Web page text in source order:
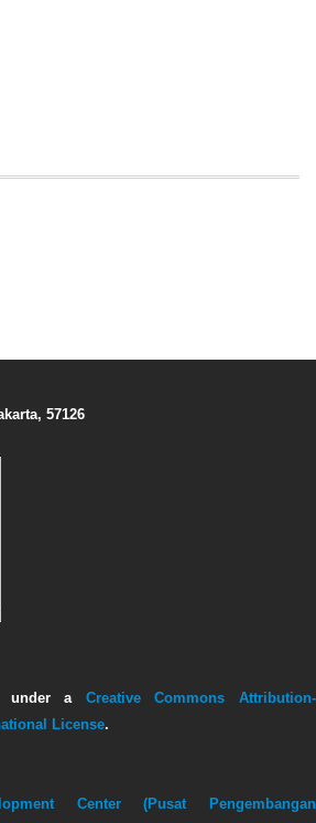
57126
under a Creative Commons Attribution-
License.
Center (Pusat Pengembangan